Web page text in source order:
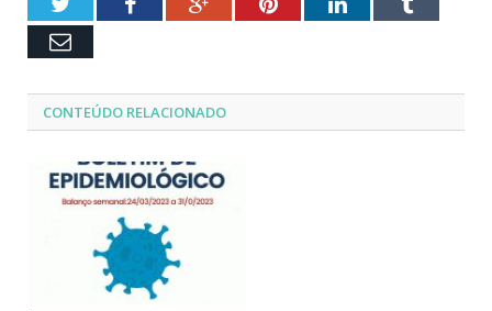
Email
CONTEÚDO RELACIONADO